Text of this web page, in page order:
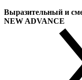
Выразительный и
NEW ADVANCE